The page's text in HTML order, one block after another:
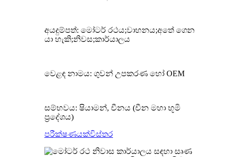
අයදුම්පත්: මෝටර් රථය;වාහනය;අතේ ගෙන
යා හැකි;නිවස;කාර්යාලය
වෙළඳ නාමය: ගුවන් උපකරණ හෝ OEM
සම්භවය: ෂියාමන්, චීනය (චීන මහා භූමි
ප්‍රදේශය)
පරීක්ෂණයක්විස්තර